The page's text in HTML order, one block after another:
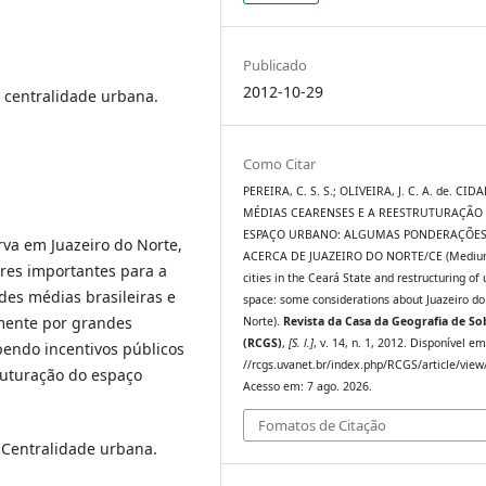
centralidade urbana.
em Juazeiro do Norte,
importantes para a
médias brasileiras e
por grandes
incentivos públicos
do espaço
urbana.
Publicado
2012-10-29
Como Citar
PEREIRA, C. S. S.; OLIVEIRA, J. C. A. de.
MÉDIAS CEARENSES E A
ESPAÇO URBANO: ALGUMAS PONDERAÇÕES
ACERCA DE JUAZEIRO DO NORTE/CE
cities in the Ceará State and restructuring of
space: some considerations about Juazeiro do
Norte). Revista da Casa da Geografia de
(RCGS),[S. l.], v. 14, n. 1, 2012. Disponível
//rcgs.uvanet.br/index.php/RCGS/article/
Acesso em: 7 ago. 2026.
Fomatos de Citação